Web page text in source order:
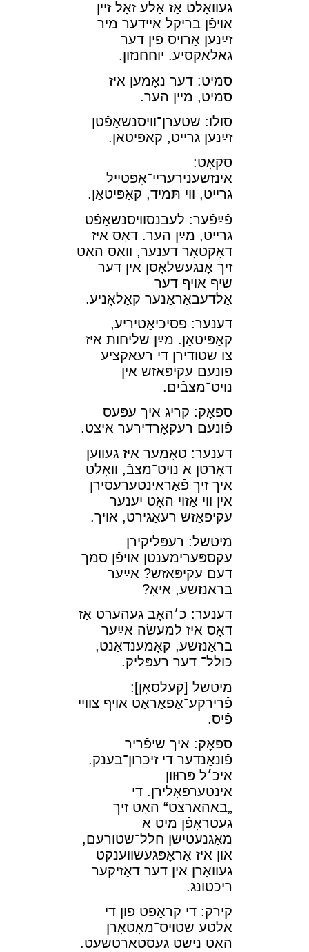
געװאָלט אַז אַלע זאָל זײַן
אױפֿן בריקל אײדער מיר
זײַנען אַרױס פֿין דער
גאַלאַקסיע. יוחחנזון.
סמיט: דער נאָמען איז
סמיט, מײַן הער.
סולו: שטערן־װיסנשאַפֿטן
זײַנען גרײט, קאַפּיטאַן.
סקאָט:
אינזשענירערײַ־אָפּטײל
גרײט, װי תּמיד, קאַפּיטאַן.
פֿײַפֿער: לעבנסװיסנשאַפֿט
גרײט, מײַן הער. דאָס איז
דאָקטאָר דענער, װאָס האָט
זיך אָנגעשלאָסן אין דער
שיף אױף דער
אַלדעבאַראַנער קאָלאָניע.
דענער: פסיכיאַטיריע,
קאַפּיטאַן. מײַן שליחות איז
צו שטודירן די רעאַקציע
פֿונעם עקיפּאַזש אין
נױט־מצבֿים.
ספּאָק: קריג איך עפּעס
פֿונעם רעקאָרדירער איצט.
דענער: טאָמער איז געװען
דאָרטן אַ נױט־מצבֿ, װאָלט
איך זיך פֿאַראינטערעסירן
אין װי אַזױ האָט יענער
עקיפּאַזש רעאַגירט, אױך.
מיטשל: רעפּליקירן
עקספּערימענטן אױפֿן סמך
דעם עקיפּאַזש? אײַער
בראַנזשע, אַיאָ?
דענער: כ׳האָב געהערט אַז
דאָס איז למעשׂה אײַער
בראַנזשע, קאָמענדאַנט,
כּולל־ דער רעפּליק.
מיטשל [קעלסאָן]:
פֿרירקע־אַפּאַראַט אױף צװײ
פֿיס.
ספּאָק: איך שיפֿריר
פֿונאַנדער די זיכּרון־בענק.
איכ׳ל פּרוּװן
אינטערפּאָלירן. די
„באַהאַרצט“ האָט זיך
געטראָפֿן מיט אַ
מאַגנעטישן חלל־שטורעם,
און איז אַראָפּגעשװענקט
געװאָרן אין דער דאָזיקער
ריכטונג.
קירק: די קראַפֿט פֿון די
אַלטע שטױס־מאָטאָרן
האָט נישט געסטאַרטשעט.